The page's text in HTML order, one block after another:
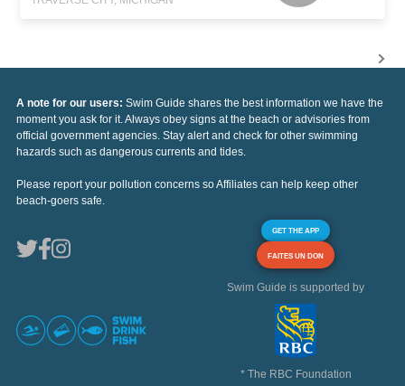
A note for our users: Swim Guide shares the best information we have the
moment you ask for it. Always obey signs at the beach or advisories from
official government agencies. Stay alert and check for other swimming
hazards such as dangerous currents and tides.
Please report your pollution concerns so Affiliates can help keep other
beach-goers safe.
GET THE APP
FAITES UN DON
Swim Guide is supported by
* The RBC Foundation